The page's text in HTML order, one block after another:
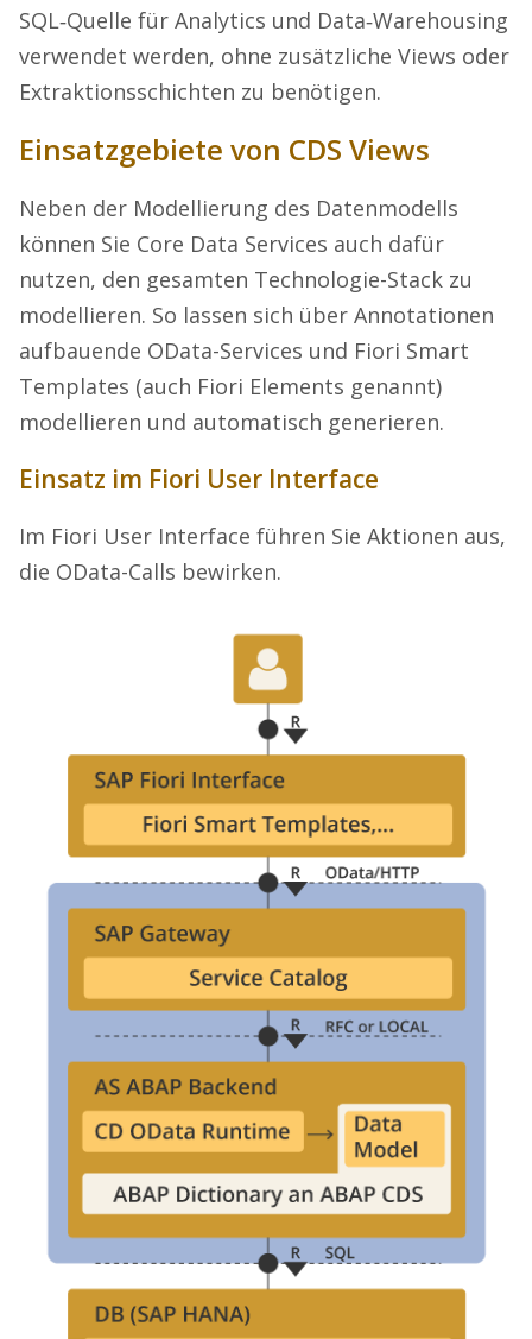
SQL‑Quelle für Analytics und Data‑Warehousing
verwendet werden, ohne zusätzliche Views oder
Extraktionsschichten zu benötigen.
Einsatzgebiete von CDS Views
Neben der Modellierung des Datenmodells
können Sie Core Data Services auch dafür
nutzen, den gesamten Technologie-Stack zu
modellieren. So lassen sich über Annotationen
aufbauende OData-Services und Fiori Smart
Templates (auch Fiori Elements genannt)
modellieren und automatisch generieren.
Einsatz im Fiori User Interface
Im Fiori User Interface führen Sie Aktionen aus,
die OData-Calls bewirken.